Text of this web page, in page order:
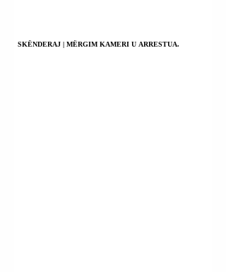
SKËNDERAJ | MËRGIM KAMERI U ARRESTUA.